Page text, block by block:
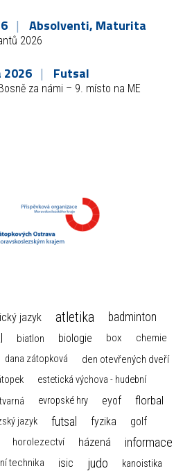
Absolventi, Maturita
2026
2026 Futsal
za námi – 9. místo na ME
jazyk atletika badminton
biatlon biologie box chemie
dana zátopková den otevřených dveří
estetická výchova - hudební
evropské hry eyof florbal
jazyk futsal fyzika golf
horolezectví házená informace
technika isic judo
kanoistika